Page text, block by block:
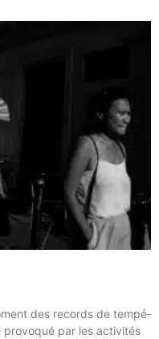
des records de tem­pé­
par les acti­vi­tés